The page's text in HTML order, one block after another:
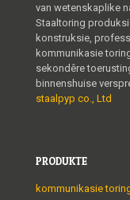
van wetenskaplike
Staaltoring
konstruksie,
kommunikasie
sekondêre
binnenshuise
staalpyp co., Ltd
PRODUKTE
kommunikasie